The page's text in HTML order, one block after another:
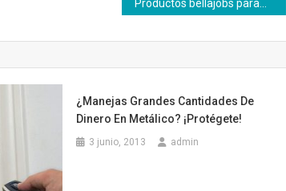
¿Manejas Grandes Cantidades De
Dinero En Metálico? ¡Protégete!
3 junio, 2013 admin